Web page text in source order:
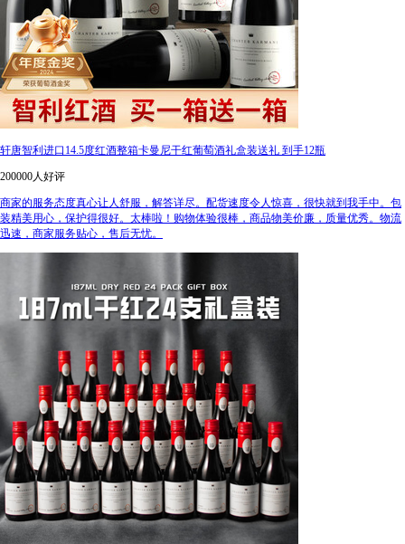
轩唐智利进口14.5度红酒整箱卡曼尼干红葡萄酒礼盒装送礼 到手12瓶
200000人好评
商家的服务态度真心让人舒服，解答详尽。配货速度令人惊喜，很快就到我手中。包
装精美用心，保护得很好。太棒啦！购物体验很棒，商品物美价廉，质量优秀。物流
迅速，商家服务贴心，售后无忧。